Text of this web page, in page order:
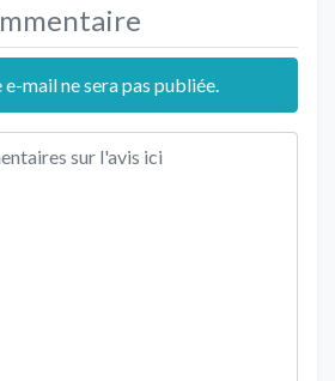
mail ne sera pas publiée.